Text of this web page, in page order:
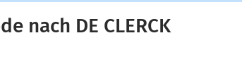
nach DE CLERCK